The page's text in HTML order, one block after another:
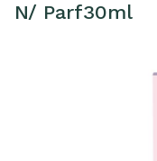
N/ Parf30ml